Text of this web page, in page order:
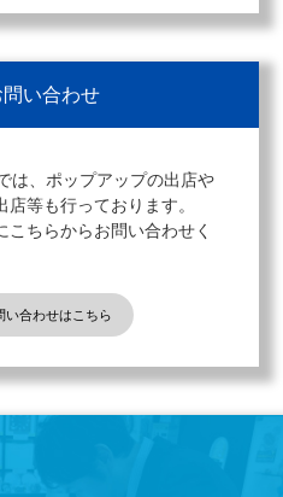
い合わせ
は、ポップアップの出店や
等も行っております。
ちらからお問い合わせく
い合わせはこちら